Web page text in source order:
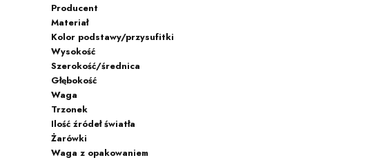
Producent
Materiał
Kolor podstawy/przysufitki
Wysokość
Szerokość/średnica
Głębokość
Waga
Trzonek
Ilość źródeł światła
Żarówki
Waga z opakowaniem